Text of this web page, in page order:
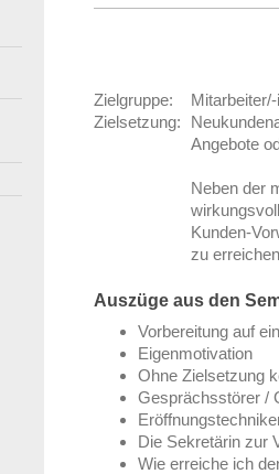
Zielgruppe:
Zielsetzung:
Angebote
Neben der
Kunden-
zu
Auszüge aus den
Vorbereitung auf
Eigenmotivation
Ohne Zielsetzung
Gesprächsstörer /
Die Sekretärin zur
Wie erreiche ich